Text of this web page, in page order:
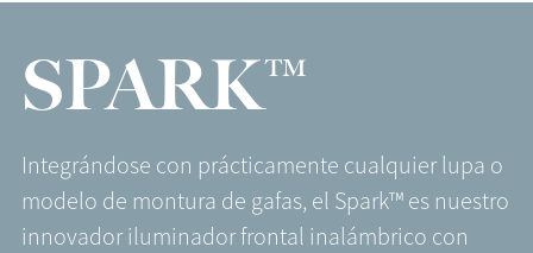
SPARK™
Integrándose con prácticamente cualquier lupa o
modelo de montura de gafas, el Spark™ es nuestro
innovador iluminador frontal inalámbrico con